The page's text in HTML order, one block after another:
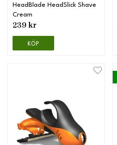
HeadBlade HeadSlick Shave
Cream
239 kr
KÖP